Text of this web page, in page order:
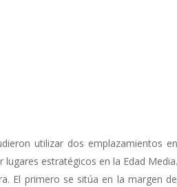
utilizar dos emplazamientos
lugares estratégicos en la Edad
El primero se sitúa en la margen